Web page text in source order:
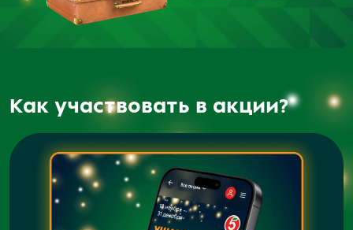
Как участвовать в акции?